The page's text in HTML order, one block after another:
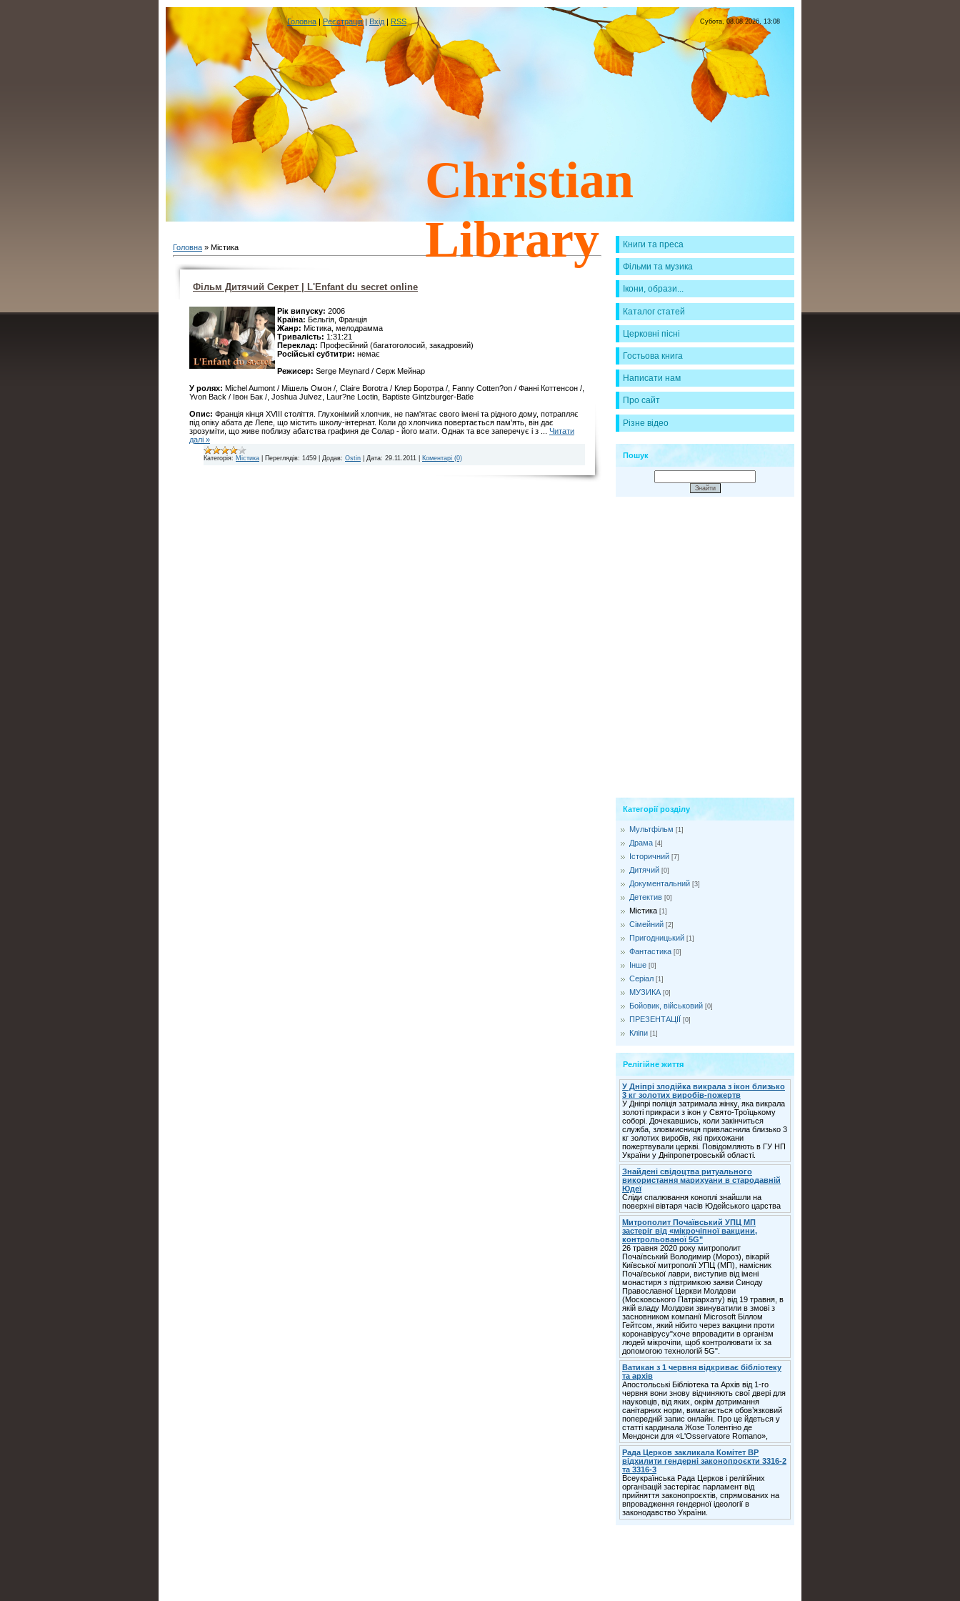
Головна | Реєстрація|Вхід | RSS Субота, 08.08.2026, 13:08
Christian
Library
Головна » Містика
Фільм Дитячий Секрет | L'Enfant du secret online
Рік випуску: 2006
Країна: Бельгія, Франція
Жанр: Містика, мелодрамма
Тривалість: 1:31:21
Переклад: Професійний (багатоголосий, закадровий)
Російські субтитри: немає
Режисер: Serge Meynard / Серж Мейнар
У ролях: Michel Aumont / Мішель Омон /, Claire Borotra / Клер Боротра /, Fanny Cotten?on / Фанні Коттенсон /,
Yvon Back / Івон Бак /, Joshua Julvez, Laur?ne Loctin, Baptiste Gintzburger-Batle
Опис: Франція кінця XVIII століття. Глухонімий хлопчик, не пам'ятає свого імені та рідного дому, потрапляє
під опіку абата де Лепе, що містить школу-інтернат. Коли до хлопчика повертається пам'ять, він дає
зрозуміти, що живе поблизу абатства графиня де Солар - його мати. Однак та все заперечує і з
Читати
далі »
Категорія: Містика Переглядів: 1459 Додав: Ostin Дата: 29.11.2011 Коментарі (0)
Книги та преса
Фільми та музика
Ікони, образи...
Каталог статей
Церковні пісні
Гостьова книга
Написати нам
Про сайт
Різне відео
Пошук
Категорії розділу
Мультфільм [1]
Драма [4]
Історичний [7]
Дитячий [0]
Документальний [3]
Детектив [0]
Містика [1]
Сімейний [2]
Пригодницький [1]
Фантастика [0]
Інше [0]
Серіал [1]
МУЗИКА [0]
Бойовик, військовий [0]
ПРЕЗЕНТАЦІЇ [0]
Кліпи [1]
Релігійне життя
У Дніпрі злодійка викрала з ікон близько
3 кг золотих виробів-пожертв
У Дніпрі поліція затримала жінку, яка викрала
золоті прикраси з ікон у Свято-Троїцькому
соборі. Дочекавшись, коли закінчиться
служба, зловмисниця привласнила близько 3
кг золотих виробів, які прихожани
пожертвували церкві. Повідомляють в ГУ НП
України у Дніпропетровській області.
Знайдені свідоцтва ритуального
використання марихуани в стародавній
Юдеї
Сліди спалювання коноплі знайшли на
поверхні вівтаря часів Юдейського царства
Митрополит Почаївський УПЦ МП
застеріг від «мікрочіпної вакцини,
контрольованої 5G"
26 травня 2020 року митрополит
Почаївський Володимир (Мороз), вікарій
Київської митрополії УПЦ (МП), намісник
Почаївської лаври, виступив від імені
монастиря з підтримкою заяви Синоду
Православної Церкви Молдови
(Московського Патріархату) від 19 травня, в
якій владу Молдови звинуватили в змові з
засновником компанії Microsoft Біллом
Гейтсом, який нібито через вакцини проти
коронавірусу"хоче впровадити в організм
людей мікрочіпи, щоб контролювати їх за
допомогою технологій 5G".
Ватикан з 1 червня відкриває бібліотеку
та архів
Апостольські Бібліотека та Архів від 1-го
червня вони знову відчиняють свої двері для
науковців, від яких, окрім дотримання
санітарних норм, вимагається обов’язковий
попередній запис онлайн. Про це йдеться у
статті кардинала Жозе Толентіно де
Мендонси для «L'Osservatore Romano»,
Рада Церков закликала Комітет ВР
відхилити гендерні законопроєкти 3316-2
та 3316-3
Всеукраїнська Рада Церков і релігійних
організацій застерігає парламент від
прийняття законопроєктів, спрямованих на
впровадження гендерної ідеології в
законодавство України.